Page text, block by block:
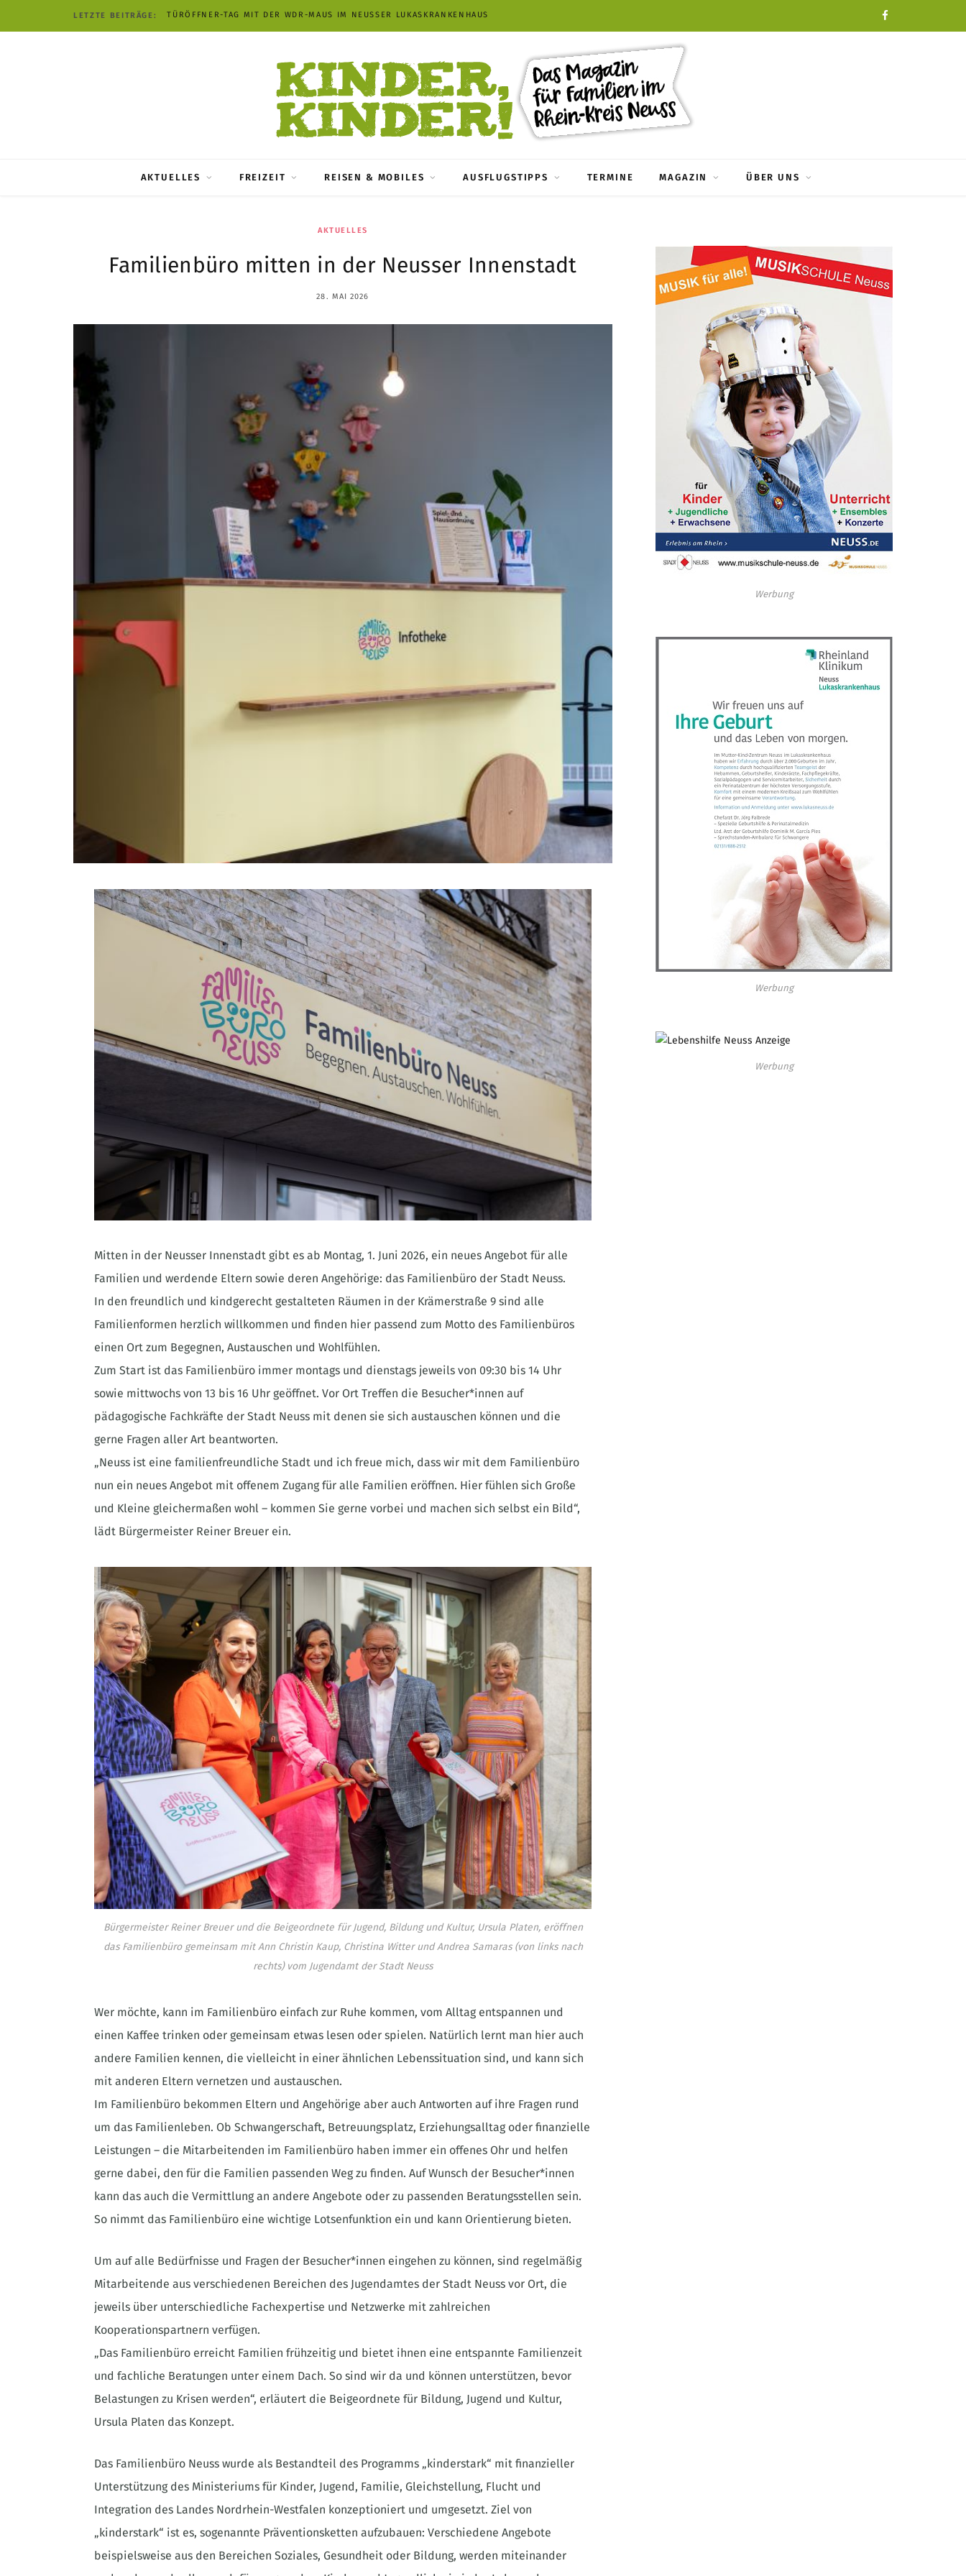
LETZTE BEITRÄGE: SOMMERPROGRAMM IM FREILICHTMUSEUM KOMMERN
AKTUELLES FREIZEIT REISEN & MOBILES AUSFLUGSTIPPS TERMINE MAGAZIN ÜBER UNS
AKTUELLES
Familienbüro mitten in der Neusser Innenstadt
28. MAI 2026
Mitten in der Neusser Innenstadt gibt es ab Montag, 1. Juni 2026, ein neues Angebot für alle
Familien und werdende Eltern sowie deren Angehörige: das Familienbüro der Stadt Neuss.
In den freundlich und kindgerecht gestalteten Räumen in der Krämerstraße 9 sind alle
Familienformen herzlich willkommen und finden hier passend zum Motto des Familienbüros
einen Ort zum Begegnen, Austauschen und Wohlfühlen.
Zum Start ist das Familienbüro immer montags und dienstags jeweils von 09:30 bis 14 Uhr
sowie mittwochs von 13 bis 16 Uhr geöffnet. Vor Ort Treffen die Besucher*innen auf
pädagogische Fachkräfte der Stadt Neuss mit denen sie sich austauschen können und die
gerne Fragen aller Art beantworten.
„Neuss ist eine familienfreundliche Stadt und ich freue mich, dass wir mit dem Familienbüro
nun ein neues Angebot mit offenem Zugang für alle Familien eröffnen. Hier fühlen sich Große
und Kleine gleichermaßen wohl – kommen Sie gerne vorbei und machen sich selbst ein Bild“,
lädt Bürgermeister Reiner Breuer ein.
Bürgermeister Reiner Breuer und die Beigeordnete für Jugend, Bildung und Kultur, Ursula Platen, eröffnen
das Familienbüro gemeinsam mit Ann Christin Kaup, Christina Witter und Andrea Samaras (von links nach
rechts) vom Jugendamt der Stadt Neuss
Wer möchte, kann im Familienbüro einfach zur Ruhe kommen, vom Alltag entspannen und
einen Kaffee trinken oder gemeinsam etwas lesen oder spielen. Natürlich lernt man hier auch
andere Familien kennen, die vielleicht in einer ähnlichen Lebenssituation sind, und kann sich
mit anderen Eltern vernetzen und austauschen.
Im Familienbüro bekommen Eltern und Angehörige aber auch Antworten auf ihre Fragen rund
um das Familienleben. Ob Schwangerschaft, Betreuungsplatz, Erziehungsalltag oder finanzielle
Leistungen – die Mitarbeitenden im Familienbüro haben immer ein offenes Ohr und helfen
gerne dabei, den für die Familien passenden Weg zu finden. Auf Wunsch der Besucher*innen
kann das auch die Vermittlung an andere Angebote oder zu passenden Beratungsstellen sein.
So nimmt das Familienbüro eine wichtige Lotsenfunktion ein und kann Orientierung bieten.
Um auf alle Bedürfnisse und Fragen der Besucher*innen eingehen zu können, sind regelmäßig
Mitarbeitende aus verschiedenen Bereichen des Jugendamtes der Stadt Neuss vor Ort, die
jeweils über unterschiedliche Fachexpertise und Netzwerke mit zahlreichen
Kooperationspartnern verfügen.
„Das Familienbüro erreicht Familien frühzeitig und bietet ihnen eine entspannte Familienzeit
und fachliche Beratungen unter einem Dach. So sind wir da und können unterstützen, bevor
Belastungen zu Krisen werden“, erläutert die Beigeordnete für Bildung, Jugend und Kultur,
Ursula Platen das Konzept.
Das Familienbüro Neuss wurde als Bestandteil des Programms „kinderstark“ mit finanzieller
Unterstützung des Ministeriums für Kinder, Jugend, Familie, Gleichstellung, Flucht und
Integration des Landes Nordrhein-Westfalen konzeptioniert und umgesetzt. Ziel von
„kinderstark“ ist es, sogenannte Präventionsketten aufzubauen: Verschiedene Angebote
beispielsweise aus den Bereichen Soziales, Gesundheit oder Bildung, werden miteinander
Werbung
Werbung
Werbung